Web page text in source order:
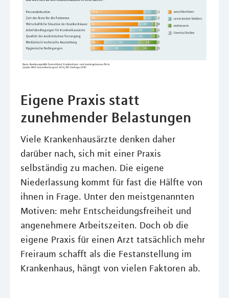
Eigene Praxis statt
zunehmender Belastungen
Viele Krankenhausärzte denken daher
darüber nach, sich mit einer Praxis
selbständig zu machen. Die eigene
Niederlassung kommt für fast die Hälfte von
ihnen in Frage. Unter den meistgenannten
Motiven: mehr Entscheidungsfreiheit und
angenehmere Arbeitszeiten. Doch ob die
eigene Praxis für einen Arzt tatsächlich mehr
Freiraum schafft als die Festanstellung im
Krankenhaus, hängt von vielen Faktoren ab.